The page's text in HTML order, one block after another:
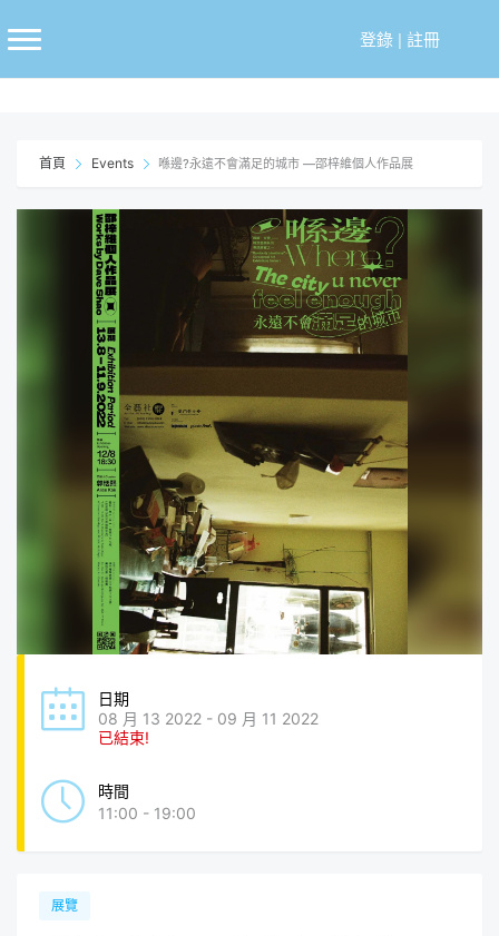
至
登錄| 註冊
首頁 Events 喺邊?永遠不會滿足的城市 —邵梓維個人作品展
日期
08 月 13 2022 - 09 月 11 2022
已結束!
時間
11:00 - 19:00
展覽